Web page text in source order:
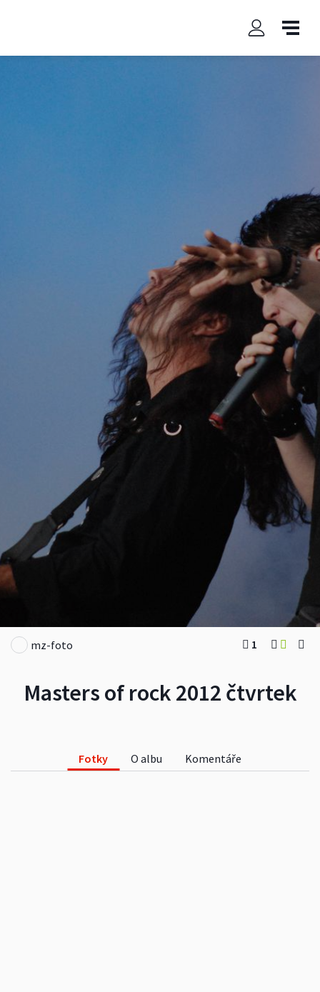
Masters of rock 2012 čtvrtek
mz-foto 1
Fotky O albu Komentáře